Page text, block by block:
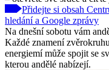
Přidejte si obsah
hledání a Google zprávy
Na dnešní sobotu vám
Každé znamení
energiemí může spojit se
kterou andělé nabízejí.